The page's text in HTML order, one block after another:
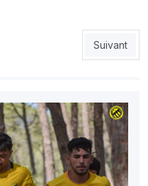
tenu de revoir sa copie
Article
Suivant